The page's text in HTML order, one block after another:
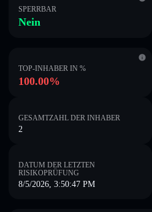
SPERRBAR
Nein
TOP-INHABER IN %
100.00%
GESAMTZAHL DER INHABER
2
DATUM DER LETZTEN
RISIKOPRÜFUNG
8/5/2026, 3:50:47 PM